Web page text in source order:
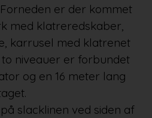
er der kommet
med klatreredskaber,
karrusel med klatrenet
niveauer er forbundet
og en 16 meter lang
slacklinen ved siden af